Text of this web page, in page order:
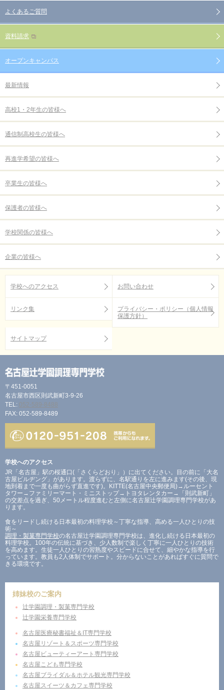
よくあるご質問
資料請求
オープンキャンパス
最新情報
高校1・2年生の皆様へ
通信制高校生の皆様へ
再進学希望の皆様へ
卒業生の皆様へ
保護者の皆様へ
学校関係の皆様へ
企業の皆様へ
学校へのアクセス お問い合わせ
リンク集
プライバシー・ポリシー（個人情報
保護方針）
サイトマップ
〒451-0051
名古屋市西区則武新町3-9-26
TEL: 052-589-8488
FAX: 052-589-8489
学校へのアクセス
JR「名古屋」駅の桜通口(「さくらどおり」）に出てください。目の前に「大名
古屋ビルヂング」があります。渡らずに、名駅通りを左に進みます(その後、現
地到着まで一度も曲がらず直進です)。KITTE(名古屋中央郵便局)→ルーセント
タワー→ファミリーマート・ミニストップ→トヨタレンタカー→「則武新町」
の交差点を過ぎ、50メートル程度進むと左側に名古屋辻学園調理専門学校があ
ります。
食をリードし続ける日本最初の料理学校～丁寧な指導、高める一人ひとりの技
術～
調理・製菓専門学校の名古屋辻学園調理専門学校は、進化し続ける日本最初の
料理学校。100年の伝統に基づき、少人数制で楽しく丁寧に一人ひとりの技術
を高めます。生徒一人ひとりの習熟度やスピードに合せて、細やかな指導を行
っています。教員も2人体制でサポート。分からないことがあればすぐに質問で
きる環境です。
姉妹校のご案内
辻学園調理・製菓専門学校
辻学園栄養専門学校
名古屋医療秘書福祉＆IT専門学校
名古屋リゾート＆スポーツ専門学校
名古屋ビューティーアート専門学校
名古屋こども専門学校
名古屋ブライダル＆ホテル観光専門学校
名古屋スイーツ＆カフェ専門学校